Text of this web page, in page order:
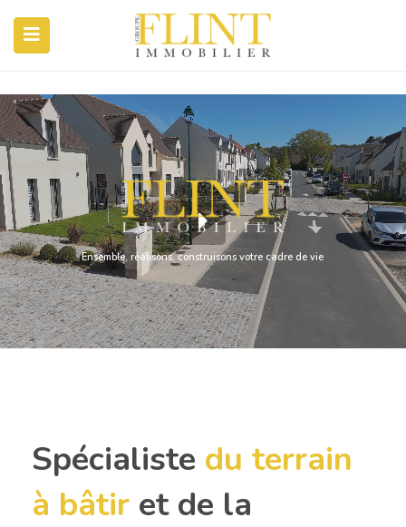
Ensemble, réalisons, construisons votre cadre de vie
Spécialiste du terrain
à bâtir et de la